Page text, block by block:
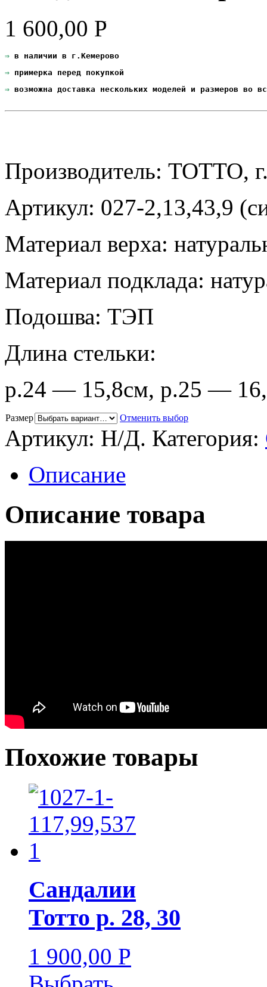
1 600,00 РУБ.
⇒ в наличии в г.Кемерово
⇒ примерка перед покупкой
⇒ возможна доставка нескольких моделей и размеров во
Производитель: ТОТТО,
Артикул: 027-2,13,43,9
Материал верха:
Материал подклада:
Подошва: ТЭП
Длина стельки:
р.24 — 15,8см, р.25 —
Размер Отменить выбор
Артикул: Н/Д. Категория:
Описание
Описание товара
Похожие товары
Сандалии
Тотто р. 28, 30
1 900,00 РУБ.